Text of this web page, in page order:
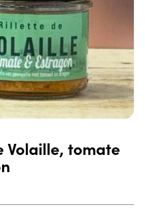
Volaille, tomate